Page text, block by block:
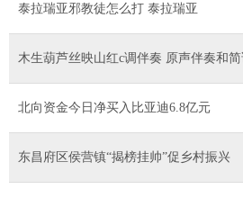
泰拉瑞亚邪教徒怎么打 泰拉瑞亚
木生葫芦丝映山红c调伴奏 原声伴奏和简
北向资金今日净买入比亚迪6.8亿元
东昌府区侯营镇“揭榜挂帅”促乡村振兴